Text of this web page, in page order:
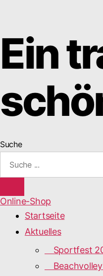
Ein
Suche
Online-Shop
Startseite
Aktuelles
Sportfest